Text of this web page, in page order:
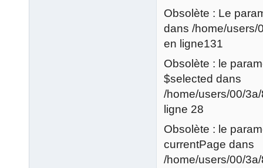
Obsolète : Le
dans /home/users/
en ligne131
Obsolète : le
$selected dans
/home/users/00/
ligne 28
Obsolète : le
currentPage dans
/home/users/00/